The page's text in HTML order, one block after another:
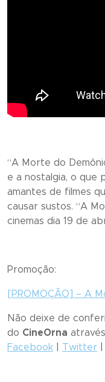
“A Morte do
e a nostalgia, o que
amantes de filmes
causar sustos. “A
cinemas dia 19 de
Promoção:
[PROMOÇÃO] – A
Não deixe de
do CineOrna
Facebook
Twitter